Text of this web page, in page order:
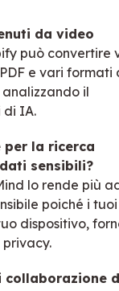
da video
può convertire
e vari formati
il
di IA.
per la ricerca
sensibili?
lo rende più
poiché i tuoi
dispositivo,